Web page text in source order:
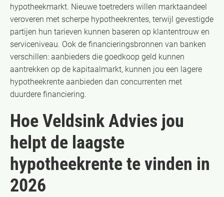
hypotheekmarkt. Nieuwe toetreders willen marktaandeel
veroveren met scherpe hypotheekrentes, terwijl gevestigde
partijen hun tarieven kunnen baseren op klantentrouw en
serviceniveau. Ook de financieringsbronnen van banken
verschillen: aanbieders die goedkoop geld kunnen
aantrekken op de kapitaalmarkt, kunnen jou een lagere
hypotheekrente aanbieden dan concurrenten met
duurdere financiering.
Hoe Veldsink Advies jou
helpt de laagste
hypotheekrente te vinden in
2026